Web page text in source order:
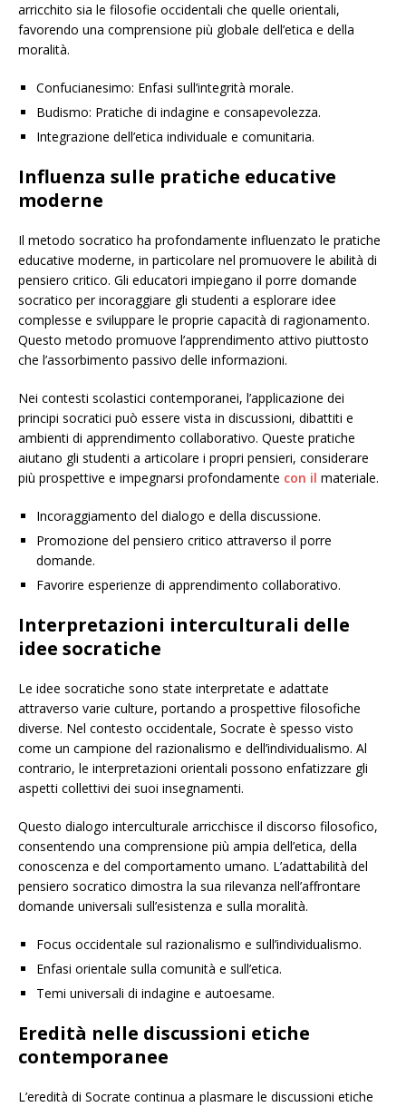
arricchito sia le filosofie occidentali che quelle orientali,
favorendo una comprensione più globale dell’etica e della
moralità.
Confucianesimo: Enfasi sull’integrità morale.
Budismo: Pratiche di indagine e consapevolezza.
Integrazione dell’etica individuale e comunitaria.
Influenza sulle pratiche educative
moderne
Il metodo socratico ha profondamente influenzato le pratiche
educative moderne, in particolare nel promuovere le abilità di
pensiero critico. Gli educatori impiegano il porre domande
socratico per incoraggiare gli studenti a esplorare idee
complesse e sviluppare le proprie capacità di ragionamento.
Questo metodo promuove l’apprendimento attivo piuttosto
che l’assorbimento passivo delle informazioni.
Nei contesti scolastici contemporanei, l’applicazione dei
principi socratici può essere vista in discussioni, dibattiti e
ambienti di apprendimento collaborativo. Queste pratiche
aiutano gli studenti a articolare i propri pensieri, considerare
più prospettive e impegnarsi profondamente con il materiale.
Incoraggiamento del dialogo e della discussione.
Promozione del pensiero critico attraverso il porre
domande.
Favorire esperienze di apprendimento collaborativo.
Interpretazioni interculturali delle
idee socratiche
Le idee socratiche sono state interpretate e adattate
attraverso varie culture, portando a prospettive filosofiche
diverse. Nel contesto occidentale, Socrate è spesso visto
come un campione del razionalismo e dell’individualismo. Al
contrario, le interpretazioni orientali possono enfatizzare gli
aspetti collettivi dei suoi insegnamenti.
Questo dialogo interculturale arricchisce il discorso filosofico,
consentendo una comprensione più ampia dell’etica, della
conoscenza e del comportamento umano. L’adattabilità del
pensiero socratico dimostra la sua rilevanza nell’affrontare
domande universali sull’esistenza e sulla moralità.
Focus occidentale sul razionalismo e sull’individualismo.
Enfasi orientale sulla comunità e sull’etica.
Temi universali di indagine e autoesame.
Eredità nelle discussioni etiche
contemporanee
L’eredità di Socrate continua a plasmare le discussioni etiche